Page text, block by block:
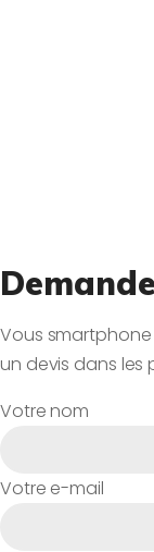
Vous
un devis dans les
Votre nom
Votre e-mail